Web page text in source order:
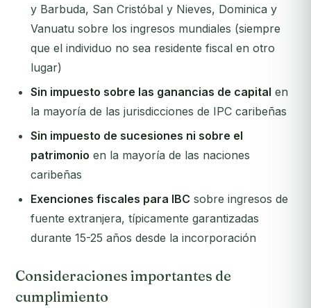
y Barbuda, San Cristóbal y Nieves, Dominica y
Vanuatu sobre los ingresos mundiales (siempre
que el individuo no sea residente fiscal en otro
lugar)
Sin impuesto sobre las ganancias de capital en
la mayoría de las jurisdicciones de IPC caribeñas
Sin impuesto de sucesiones ni sobre el
patrimonio en la mayoría de las naciones
caribeñas
Exenciones fiscales para IBC sobre ingresos de
fuente extranjera, típicamente garantizadas
durante 15-25 años desde la incorporación
Consideraciones importantes de
cumplimiento